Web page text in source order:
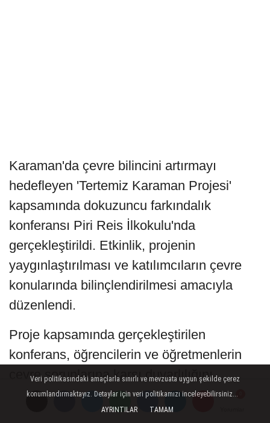
Karaman'da çevre bilincini artırmayı
hedefleyen 'Tertemiz Karaman Projesi'
kapsamında dokuzuncu farkındalık
konferansı Piri Reis İlkokulu'nda
gerçekleştirildi. Etkinlik, projenin
yaygınlaştırılması ve katılımcıların çevre
konularında bilinçlendirilmesi amacıyla
düzenlendi.
Proje kapsamında gerçekleştirilen
konferans, öğrencilerin ve öğretmenlerin
çevre sorunlarına karşı duyarlılığını
artırmayı amaçlıyor. Bu tür etkinlikler,
gelecek nesillerin daha temiz bir çevreye
Veri politikasındaki amaçlarla sınırlı ve mevzuata uygun şekilde çerez
konumlandırmaktayız. Detaylar için veri politikamızı inceleyebilirsiniz...
AYRINTILAR
TAMAM